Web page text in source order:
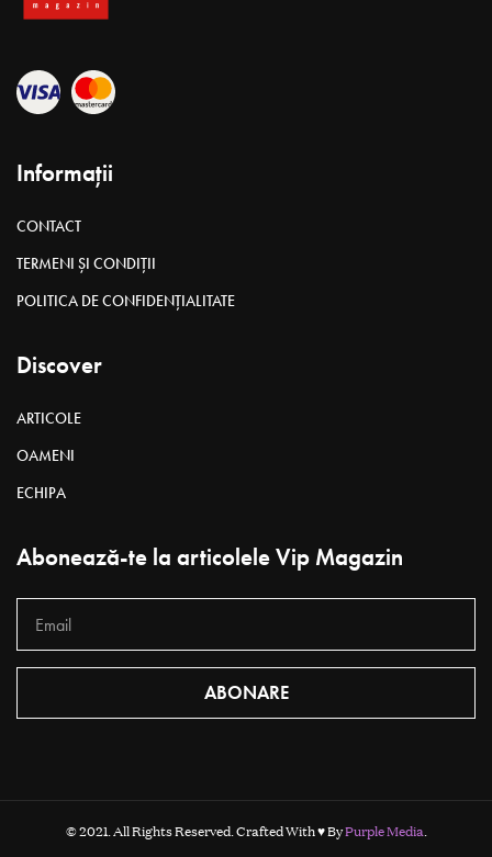
Informații
CONTACT
TERMENI ȘI CONDIȚII
POLITICA DE CONFIDENȚIALITATE
Discover
ARTICOLE
OAMENI
ECHIPA
Abonează-te la articolele Vip Magazin
ABONARE
© 2021. All Rights Reserved. Crafted With ♥ ByPurple Media